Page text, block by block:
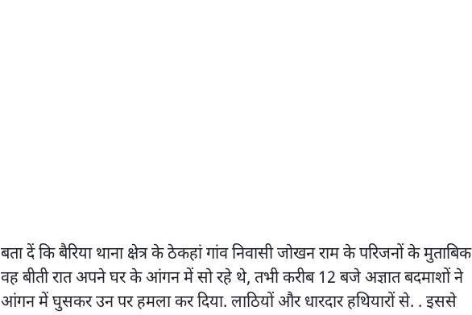
बता दें कि बैरिया थाना क्षेत्र के ठेकहां गांव निवासी जोखन राम के परिजनों के मुताबिक
वह बीती रात अपने घर के आंगन में सो रहे थे, तभी करीब 12 बजे अज्ञात बदमाशों ने
आंगन में घुसकर उन पर हमला कर दिया. लाठियों और धारदार हथियारों से. . इससे